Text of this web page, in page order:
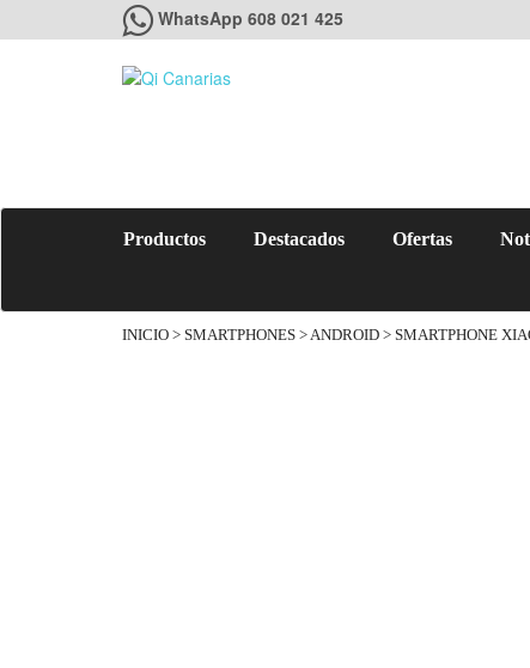
WhatsApp 608 021 425
Productos Destacados Ofertas
INICIO > SMARTPHONES >ANDROID > SMARTPHONE